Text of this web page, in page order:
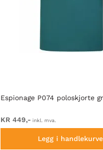
Espionage P074 poloskjorte
KR 449,- inkl. mva.
Legg i